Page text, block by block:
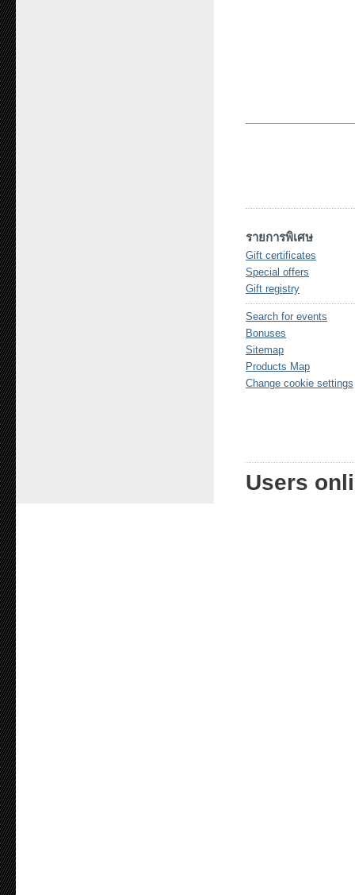
รายการพิเศษ
Gift certificates
Special offers
Gift registry
Search for events
Bonuses
Sitemap
Products Map
Change cookie settings
Users